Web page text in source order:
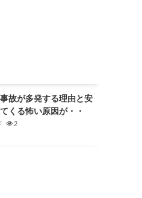
故が多発する理由と安
くる怖い原因が・・
2